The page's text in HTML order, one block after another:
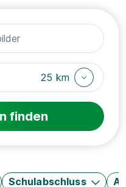
25 km
finden
Schulabschluss